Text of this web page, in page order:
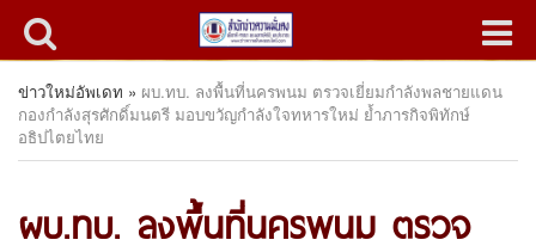
ข่าวใหม่อัพเดท » ผบ.ทบ. ลงพื้นที่นครพนม ตรวจเยี่ยมกำลังพลชายแดน
กองกำลังสุรศักดิ์มนตรี มอบขวัญกำลังใจทหารใหม่ ย้ำภารกิจพิทักษ์
อธิปไตยไทย
ผบ.ทบ. ลงพื้นที่นครพนม ตรวจ